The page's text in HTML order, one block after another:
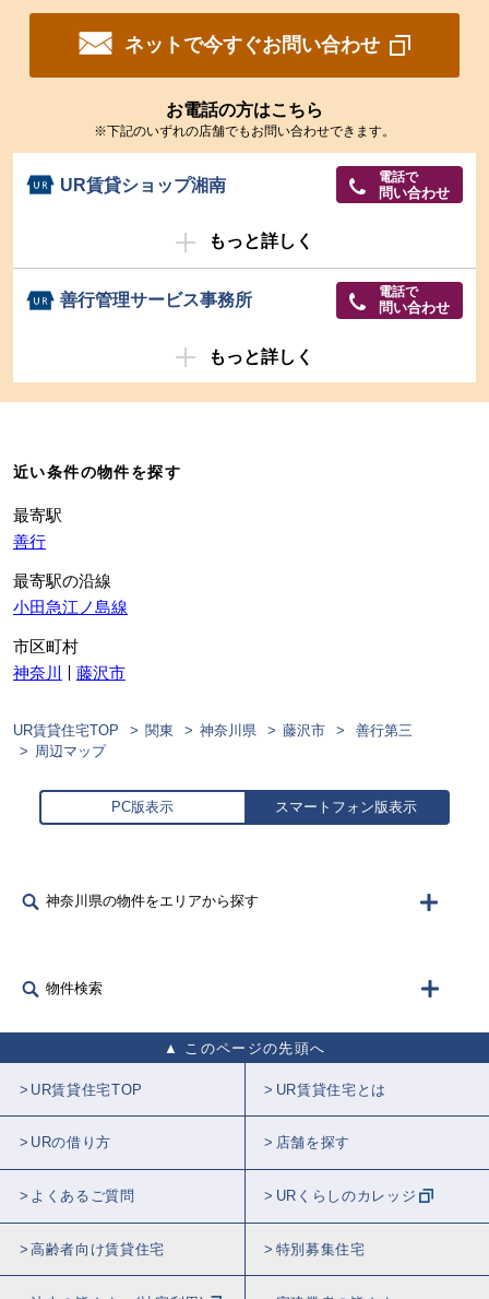
ネットで今すぐお問い合わせ
お電話の方はこちら
※下記のいずれの店舗でもお問い合わせできます。
UR賃貸ショップ湘南 電話で
問い合わせ
もっと詳しく
善行管理サービス事務所 電話で
問い合わせ
もっと詳しく
近い条件の物件を探す
最寄駅
善行
最寄駅の沿線
小田急江ノ島線
市区町村
神奈川
藤沢市
UR賃貸住宅TOP 関東 神奈川県 藤沢市
善行第三
周辺マップ
PC版表示 スマートフォン版表示
神奈川県の物件をエリアから探す
物件検索
このページの先頭へ
UR賃貸住宅TOP UR賃貸住宅とは
URの借り方 店舗を探す
よくあるご質問 URくらしのカレッジ
高齢者向け賃貸住宅 特別募集住宅